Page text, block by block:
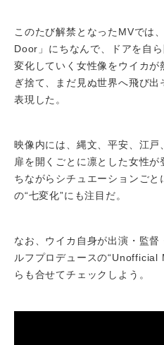
このたび解禁となったMVでは
Door」にちなんで、ドアを自
変化していく女性像をウイカ
ぎ捨て、まだ見ぬ世界へ飛び
表現した。
映像内には、縄文、平安、江戸
扉を開くごとに凛とした女性
ちながらシチュエーションご
の“七変化”にも注目だ。
なお、ウイカ自身が出演・監
ルフプロデュースの“Unofficial
らも合せてチェックしよう。